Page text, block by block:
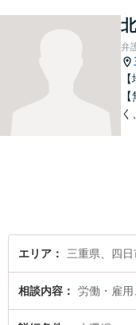
で
し
弁
く
ぞ
エリア 三重県、四
相談内容 労働・雇